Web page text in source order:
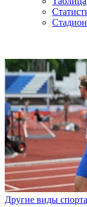
Другие виды спорта